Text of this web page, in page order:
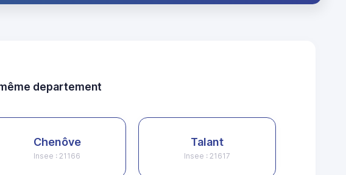
departement
Chenôve
Insee : 21166
Talant
Insee : 21617